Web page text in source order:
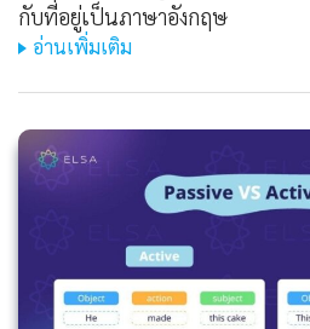
กับที่อยู่เป็นภาษาอังกฤษ
อ่านเพิ่มเติม